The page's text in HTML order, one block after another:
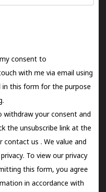
consent to
with me via email using
this form for the purpose
withdraw your consent and
the unsubscribe link at the
contact us . We value and
To view our privacy
this form, you agree
in accordance with